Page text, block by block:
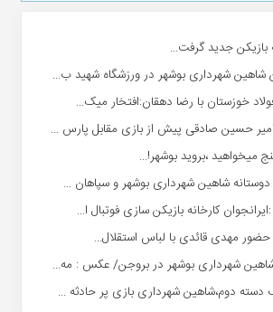
بازیکن جدید گرفت...
شاهین شهردارى بوشهر در ورزشگاه شهید ب...
خوزستان با رضا دهقان:افتخار میک...
حسین صادقی پیش از بازی مقابل پارس ...
میخواهید ،بروید بوشهر!...
دوستانه شاهین شهردارى بوشهر و سپاهان ...
کارخانه بازیکن سازی فوتبال ا...
حضور مهدی قائدی با لباس استقلال...
شاهین شهرداری بوشهر در بروجن/ عکس : مه...
دسته دوم،شاهین شهرداری بازی پر حادثه ...